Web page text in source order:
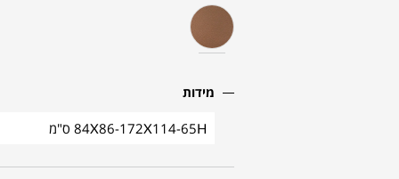
מידות
84X86-172X114-65H ס"מ